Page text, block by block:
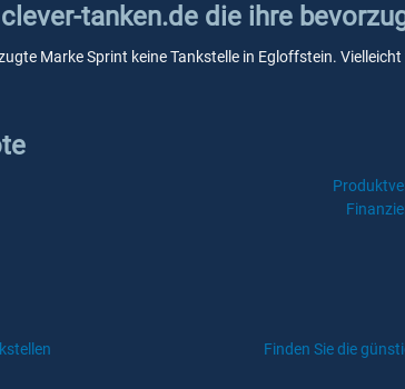
tanken.de die ihre
Marke Sprint keine Tankstelle in Egloffstein.
Finden Sie die